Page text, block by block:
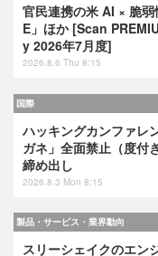
官民連携の米 AI × 脆
E」ほか [Scan
y 2026年7月度]
2026.8.6 Thu 8:15
国際
ハッキングカンファレ
ガネ」全面禁止（度付
締め出し
2026.8.3 Mon 8:15
製品・サービス・業界動向
スリーシェイクのエン